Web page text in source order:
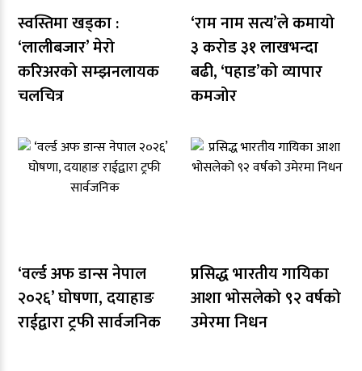
स्वस्तिमा खड्का :
‘लालीबजार’ मेरो
करिअरको सम्झनलायक
चलचित्र
‘राम नाम सत्य’ले कमायो
३ करोड ३१ लाखभन्दा
बढी, ‘पहाड’को व्यापार
कमजोर
‘वर्ल्ड अफ डान्स नेपाल
२०२६’ घोषणा, दयाहाङ
राईद्वारा ट्रफी सार्वजनिक
प्रसिद्ध भारतीय गायिका
आशा भोसलेको ९२ वर्षको
उमेरमा निधन